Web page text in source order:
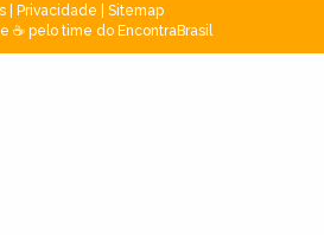
| Privacidade
Sitemap
☕ pelo time do EncontraBrasil